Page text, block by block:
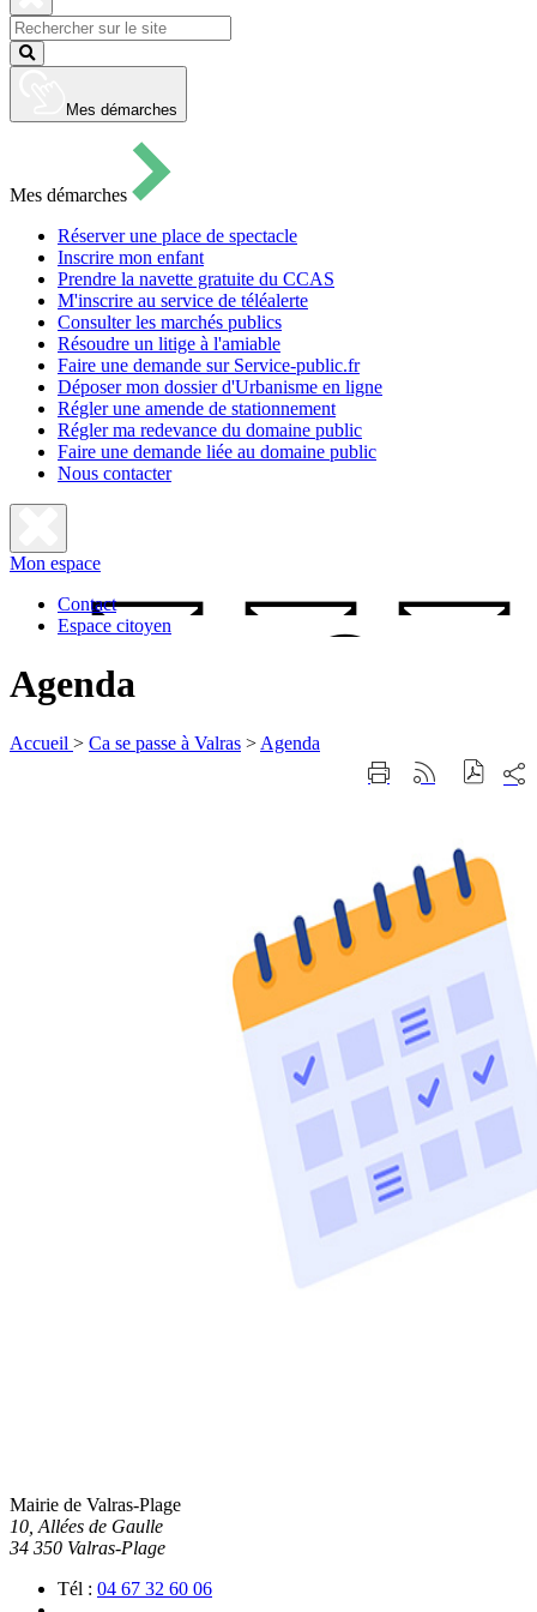
ouvrir
le
formulaire
Fermer
la
recherche
Lancer
la
Mes démarches
Mes démarches
Réserver une place de spectacle
Inscrire mon enfant
Prendre la navette gratuite du CCAS
M'inscrire au service de téléalerte
Consulter les marchés publics
Résoudre un litige à l'amiable
Faire une demande sur Service-public.fr
Déposer mon dossier d'Urbanisme en ligne
Régler une amende de stationnement
Régler ma redevance du domaine public
Faire une demande liée au domaine public
Nous contacter
Fermer
la
Mon espace
Contact
Espace citoyen
Agenda
Accueil > Ca se passe à Valras > Agenda
ImprimerGénérer
sur
Mairie de Valras-Plage
10, Allées de Gaulle
34 350 Valras-Plage
Tél : 04 67 32 60 06